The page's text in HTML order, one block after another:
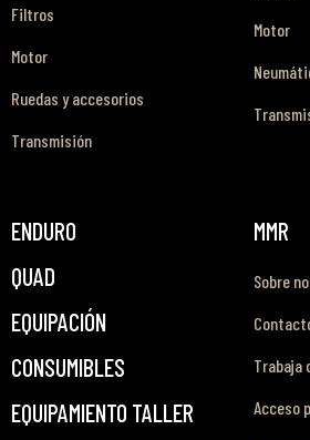
Filtros
Motor
Ruedas y accesorios
Transmisión
Motor
ENDURO
QUAD
EQUIPACIÓN
CONSUMIBLES
EQUIPAMIENTO TALLER
MMR
Sobre
Trabaja
Acceso